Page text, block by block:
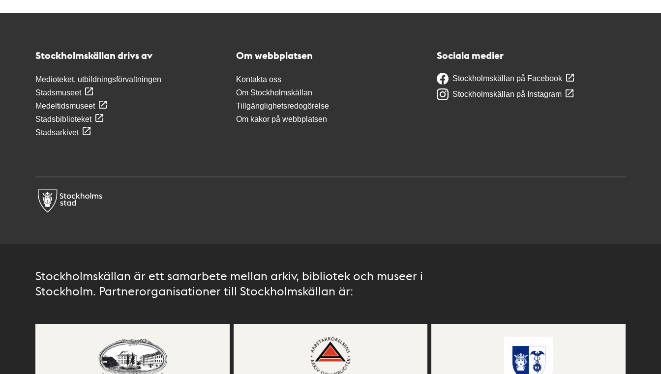
Stockholmskällan drivs av
Medioteket, utbildningsförvaltningen
Stadsmuseet
Medeltidsmuseet
Stadsbiblioteket
Stadsarkivet
Om webbplatsen
Kontakta oss
Om Stockholmskällan
Tillgänglighetsredogörelse
Om kakor på webbplatsen
Sociala medier
Stockholmskällan på Facebook
Stockholmskällan på Instagram
Stockholmskällan är ett samarbete mellan arkiv, bibliotek och museer i
Stockholm. Partnerorganisationer till Stockholmskällan är: